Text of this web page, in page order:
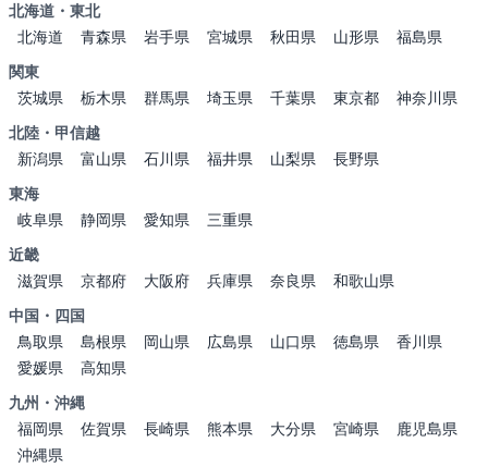
北海道・東北
北海道
青森県 岩手県 宮城県 秋田県 山形県
福島県
関東
茨城県
栃木県 群馬県 埼玉県 千葉県 東京都
神奈川県
北陸・甲信越
新潟県
富山県 石川県 福井県 山梨県
長野県
東海
岐阜県
静岡県 愛知県
三重県
近畿
滋賀県
京都府 大阪府 兵庫県 奈良県
和歌山県
中国・四国
鳥取県
島根県 岡山県 広島県 山口県 徳島県
香川県
愛媛県
高知県
九州・沖縄
福岡県
佐賀県 長崎県 熊本県 大分県 宮崎県
鹿児島県
沖縄県